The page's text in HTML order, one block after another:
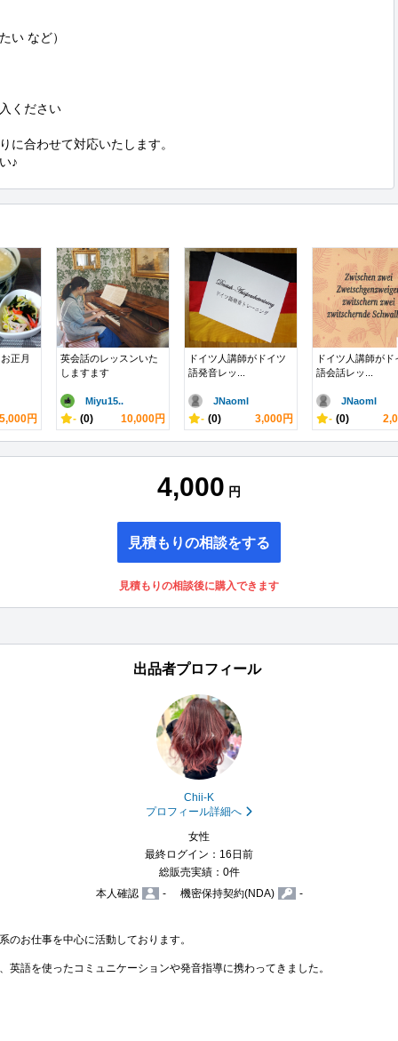
い など）
ください
に合わせて対応いたします。
♪
正月
5,000円
英会話のレッスンいた
しますます
Miyu15..
- (0) 10,000円
ドイツ人講師がドイツ
語発音レッ...
JNaomI
- (0) 3,000円
ドイツ人講師がド
語会話レッ...
JNaomI
- (0)
4,000 円
見積もりの相談をする
見積もりの相談後に購入できます
出品者プロフィール
Chii-K
プロフィール詳細へ
女性
最終ログイン：16日前
総販売実績：0件
本人確認
- 機密保持契約(NDA) -
のお仕事を中心に活動しております。
英語を使ったコミュニケーションや発音指導に携わってきました。